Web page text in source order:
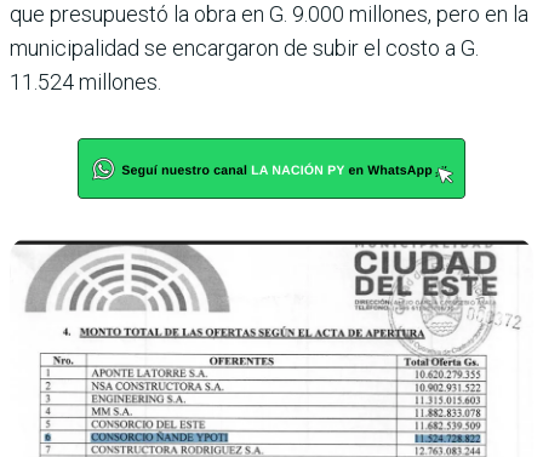
que presupuestó la obra en G. 9.000 millones, pero en la
municipalidad se encargaron de subir el costo a G.
11.524 millones.